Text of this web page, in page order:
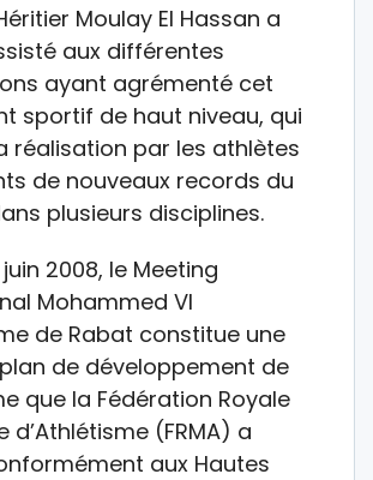
Moulay El Hassan a
aux différentes
ayant agrémenté cet
sportif de haut niveau, qui
réalisation par les athlètes
de nouveaux records du
plusieurs disciplines.
juin 2008, le Meeting
Mohammed VI
de Rabat constitue une
de développement de
que la Fédération Royale
d’Athlétisme (FRMA) a
aux Hautes